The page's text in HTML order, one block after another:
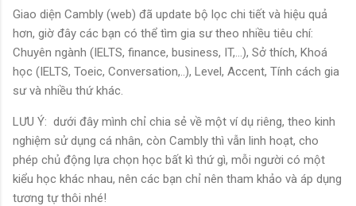
Giao diện Cambly (web) đã update bộ lọc chi tiết và hiệu quả
hơn, giờ đây các bạn có thể tìm gia sư theo nhiều tiêu chí:
Chuyên ngành (IELTS, finance, business, IT,...), Sở thích, Khoá
học (IELTS, Toeic, Conversation,..), Level, Accent, Tính cách gia
sư và nhiều thứ khác.
LƯU Ý: dưới đây mình chỉ chia sẻ về một ví dụ riêng, theo kinh
nghiệm sử dụng cá nhân, còn Cambly thì vẫn linh hoạt, cho
phép chủ động lựa chọn học bất kì thứ gì, mỗi người có một
kiểu học khác nhau, nên các bạn chỉ nên tham khảo và áp dụng
tương tự thôi nhé!